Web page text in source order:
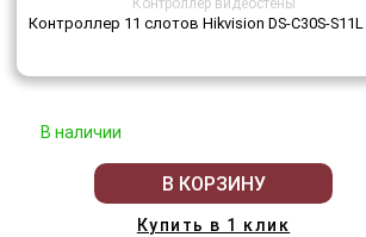
Контроллер видеостены
Контроллер 11 слотов Hikvision DS-C30S-S11L
В наличии
В КОРЗИНУ
Купить в 1 клик